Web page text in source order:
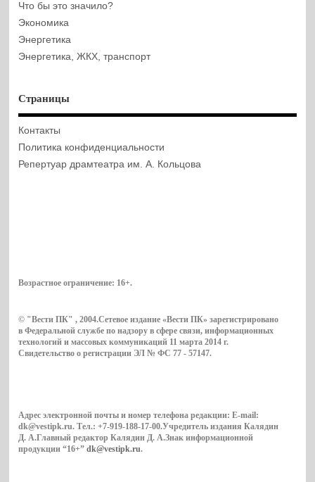
Что бы это значило?
Экономика
Энергетика
Энергетика, ЖКХ, транспорт
Страницы
Контакты
Политика конфиденциальности
Репертуар драмтеатра им. А. Кольцова
Возрастное ограничение: 16+.
© "Вести ПК" , 2004.Сетевое издание «Вести ПК» зарегистрировано
в Федеральной службе по надзору в сфере связи, информационных
технологий и массовых коммуникаций 11 марта 2014 г.
Свидетельство о регистрации ЭЛ № ФС 77 - 57147.
Адрес электронной почты и номер телефона редакции: E-mail:
dk@vestipk.ru. Тел.: +7-919-188-17-00.Учредитель издания Калядин
Д. А.Главный редактор Калядин Д. А.Знак информационной
продукции “16+”dk@vestipk.ru.